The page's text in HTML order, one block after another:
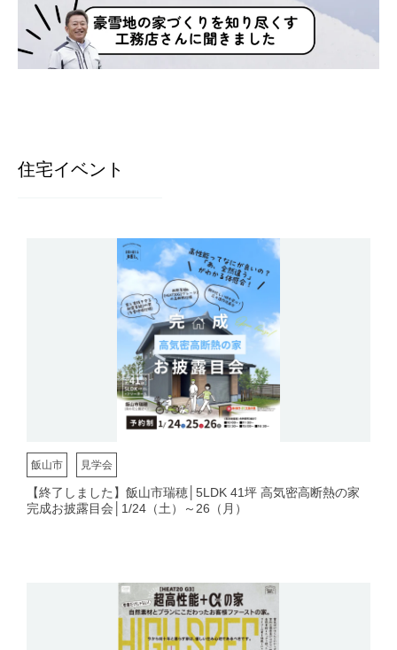
住宅イベント
飯山市 見学会
【終了しました】飯山市瑞穂│5LDK 41坪 高気密高断熱の家
完成お披露目会│1/24（土）～26（月）